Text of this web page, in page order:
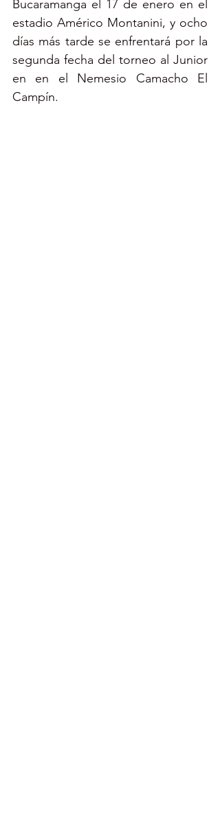
Bucaramanga el 17 de enero en el
estadio Américo Montanini, y ocho
días más tarde se enfrentará por la
segunda fecha del torneo al Junior
en en el Nemesio Camacho El
Campín.